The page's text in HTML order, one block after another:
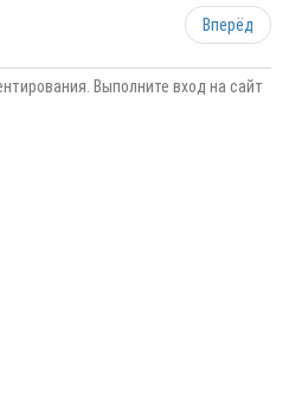
Вперёд
Выполните вход на сайт